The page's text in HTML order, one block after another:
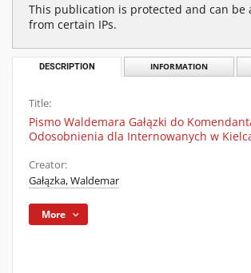
This publication is protected and can be
from certain IPs.
DESCRIPTION INFORMATION
Title:
Pismo Waldemara Gałązki do
Odosobnienia dla Internowanych w
Creator:
Gałązka, Waldemar
More